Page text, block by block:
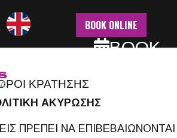
BOOK ONLINE
BOOK
TRAVEL EXPERIENCE
TERMS & POLICY
ΚΡΑΤΗΣΗΣ
ΑΚΥΡΩΣΗΣ
ΠΡΕΠΕΙ ΝΑ ΕΠΙΒΕΒΑΙΩΝΟΝΤΑΙ